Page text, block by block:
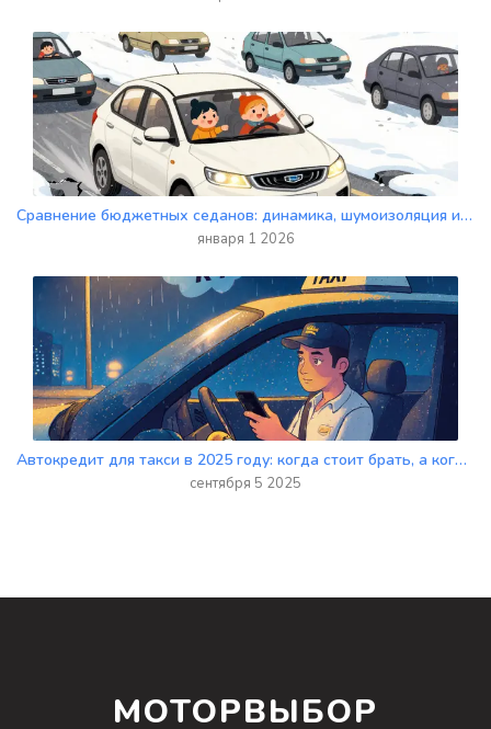
Сравнение бюджетных седанов: динамика, шумоизоляция и подвеска на плохих дорогах
января 1 2026
Автокредит для такси в 2025 году: когда стоит брать, а когда лучше арендовать
сентября 5 2025
МОТОРВЫБОР